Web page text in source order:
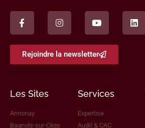
Rejoindre la newsletter
Les Sites
Annonay
Bagnols-sur-Cèze
Services
Expertise
Audit & CAC